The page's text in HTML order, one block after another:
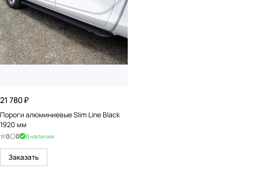
21 780 ₽
Пороги алюминиевые Slim Line Black
1920 мм
0 0 В наличии
Заказать